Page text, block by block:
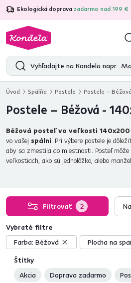
Ekologická doprava zadarmo nad 199 €
4,7 31 333overených
Úvod Spálňa Postele Postele –
Postele – Béžová -
Béžová posteľ vo veľkosti 140x200
vo vašej spálni. Pri výbere postele je
aby sa zmestila do miestnosti. Posteľ
veľkostiach, ako sú jednolôžko, alebo
Filtrovať 2
Štítky
Akcia
Doprava zadarmo
Vybraté filtre
Farba: Béžová Plocha na